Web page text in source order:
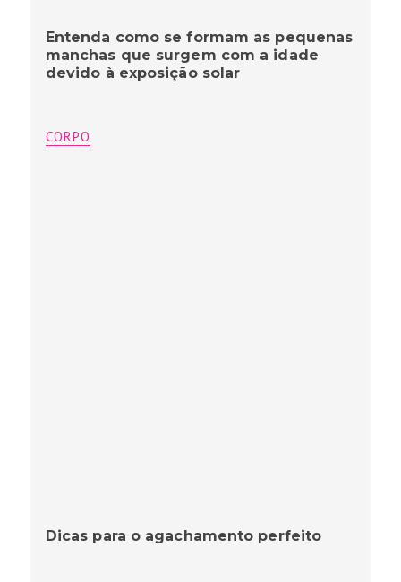
Entenda como se formam as pequenas
manchas que surgem com a idade
devido à exposição solar
CORPO
Dicas para o agachamento perfeito